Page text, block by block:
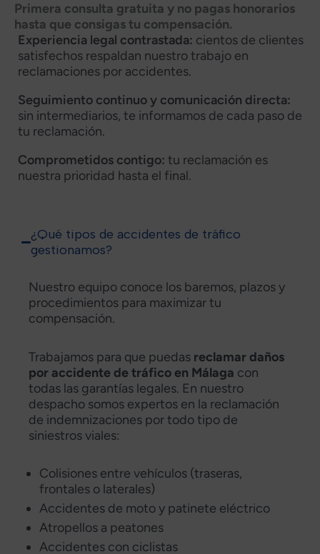
Primera consulta gratuita y no pagas honorarios
hasta que consigas tu compensación.
Experiencia legal contrastada: cientos de clientes
satisfechos respaldan nuestro trabajo en
reclamaciones por accidentes.
Seguimiento continuo y comunicación directa:
sin intermediarios, te informamos de cada paso de
tu reclamación.
Comprometidos contigo: tu reclamación es
nuestra prioridad hasta el final.
¿Qué tipos de accidentes de tráfico
gestionamos?
Nuestro equipo conoce los baremos, plazos y
procedimientos para maximizar tu
compensación.
Trabajamos para que puedas reclamar daños
por accidente de tráfico en Málaga con
todas las garantías legales. En nuestro
despacho somos expertos en la reclamación
de indemnizaciones por todo tipo de
siniestros viales:
Colisiones entre vehículos (traseras,
frontales o laterales)
Accidentes de moto y patinete eléctrico
Atropellos a peatones
Accidentes con ciclistas